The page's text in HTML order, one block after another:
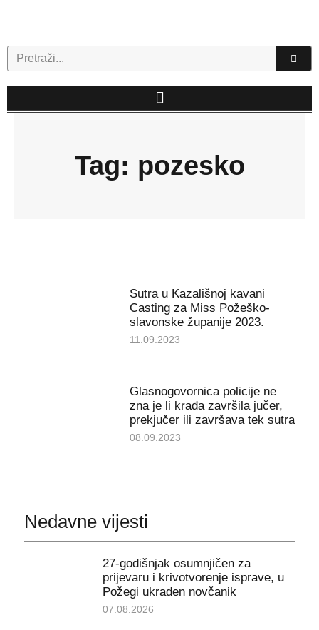
Search
Tag: pozesko
Sutra u Kazališnoj kavani
Casting za Miss Požeško-
slavonske županije 2023.
11.09.2023
Glasnogovornica policije ne
zna je li krađa završila jučer,
prekjučer ili završava tek sutra
08.09.2023
Nedavne vijesti
27-godišnjak osumnjičen za
prijevaru i krivotvorenje isprave, u
Požegi ukraden novčanik
07.08.2026